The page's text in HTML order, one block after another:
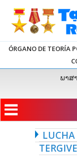
ÓRGANO DE TEORÍA
ພາສ